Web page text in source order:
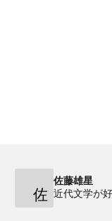
佐
佐藤雄星
近代文学が